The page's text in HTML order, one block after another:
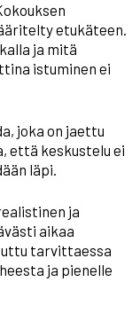
etukäteen.
ja mitä
istuminen ei
joka on jaettu
että keskustelu ei
läpi.
ja
aikaa
tarvittaessa
ja pienelle